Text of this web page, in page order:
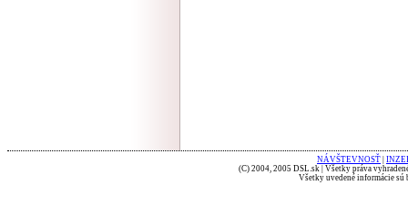
NÁVŠTEVNOSŤ
(C) 2004, 2005 DSL.sk | Všetky práva
Všetky uvedené informácie sú